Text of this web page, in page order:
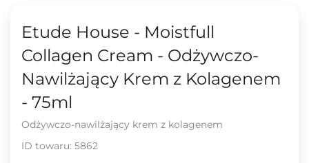
Etude House - Moistfull
Collagen Cream - Odżywczo-
Nawilżający Krem z Kolagenem
- 75ml
Odżywczo-nawilżający krem z kolagenem
ID towaru: 5862